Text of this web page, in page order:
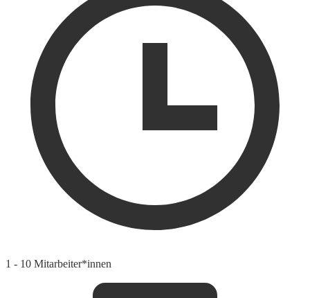
1 - 10 Mitarbeiter*innen